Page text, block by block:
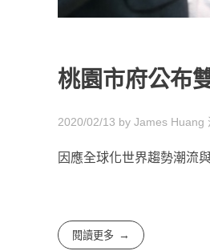
桃園市府公布
2020/02/13 by James Huang
因應全球化世界趨勢潮流
閱讀更多